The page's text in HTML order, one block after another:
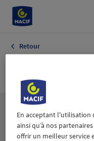
Retour
Les
En acceptant l'utilisation
ainsi qu’à nos
offrir un meilleur service